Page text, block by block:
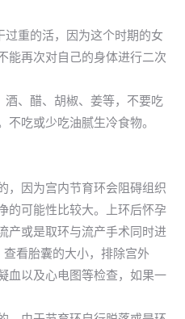
重的活，因为这个时期的女
能再次对自己的身体进行二次
酒、醋、胡椒、姜等，不要吃
吃或少吃油腻生冷食物。
，因为宫内节育环会阻碍组织
的可能性比较大。上环后怀孕
产或是取环与流产手术同时进
看胎囊的大小，排除宫外
血以及心电图等检查，如果一